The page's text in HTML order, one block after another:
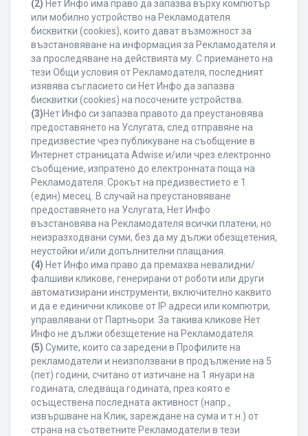
(2) Нет Инфо има право да запазва върху компютър
или мобилно устройство на Рекламодателя
бисквитки (cookies), които дават възможност за
възстановяване на информация за Рекламодателя и
за проследяване на действията му. С приемането на
тези Общи условия от Рекламодателя, последният
изявява съгласието си Нет Инфо да запазва
бисквитки (cookies) на посочените устройства.
(3)Нет Инфо си запазва правото да преустановява
предоставянето на Услугата, след отправяне на
предизвестие чрез публикуване на съобщение в
Интернет страницата Adwise и/или чрез електронно
съобщение, изпратено до електронната поща на
Рекламодателя. Срокът на предизвестието е 1
(един) месец. В случай на преустановяване
предоставянето на Услугата, Нет Инфо
възстановява на Рекламодателя всички платени, но
неизразходвани суми, без да му дължи обезщетения,
неустойки и/или допълнителни плащания.
(4) Нет Инфо има право да премахва невалидни/
фалшиви кликове, генерирани от роботи или други
автоматизирани инструменти, включително каквито
и да е единични кликове от IP адреси или компютри,
управлявани от Партньори. За такива кликове Нет
Инфо не дължи обезщетение на Рекламодателя.
(5) Сумите, които са заредени в Профилите на
рекламодатели и неизползвани в продължение на 5
(пет) години, считано от изтичане на 1 януари на
годината, следваща годината, през която е
осъществена последната активност (напр.,
извършване на Клик, зареждане на сума и т.н.) от
страна на съответните Рекламодатели в тези